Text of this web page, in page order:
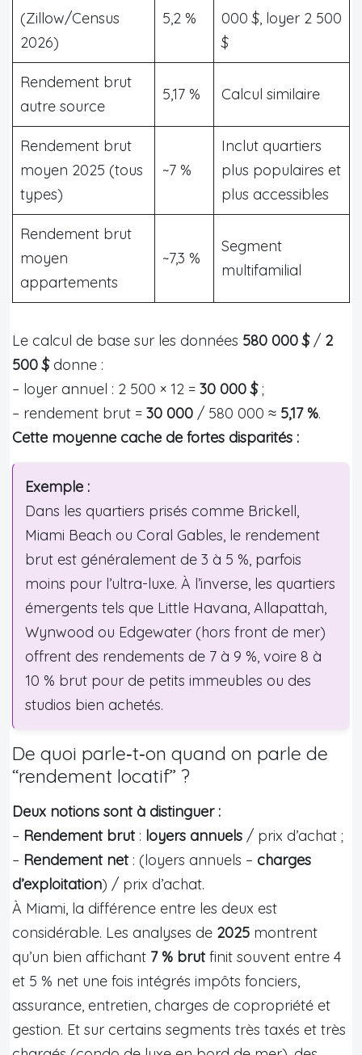
(Zillow/Census
2026)
5,2 %
000 $, loyer 2 500
$
Rendement brut
autre source
5,17 % Calcul similaire
Rendement brut
moyen 2025 (tous
types)
~7 %
Inclut quartiers
plus populaires et
plus accessibles
Rendement brut
moyen
appartements
~7,3 %
Segment
multifamilial
Le calcul de base sur les données 580 000 $/ 2
500 $donne :
– loyer annuel : 2 500 × 12 = 30 000 $;
– rendement brut = 30 000 / 580 000 ≈ 5,17 %.
Cette moyenne cache de fortes disparités :
Exemple :
Dans les quartiers prisés comme Brickell,
Miami Beach ou Coral Gables, le rendement
brut est généralement de 3 à 5 %, parfois
moins pour l’ultra-luxe. À l’inverse, les quartiers
émergents tels que Little Havana, Allapattah,
Wynwood ou Edgewater (hors front de mer)
offrent des rendements de 7 à 9 %, voire 8 à
10 % brut pour de petits immeubles ou des
studios bien achetés.
De quoi parle‑t‑on quand on parle de
“rendement locatif” ?
Deux notions sont à distinguer :
– Rendement brut: loyers annuels / prix d’achat ;
– Rendement net: (loyers annuels – charges
d’exploitation) / prix d’achat.
À Miami, la différence entre les deux est
considérable. Les analyses de 2025 montrent
qu’un bien affichant 7 % brutfinit souvent entre 4
et 5 % net une fois intégrés impôts fonciers,
assurance, entretien, charges de copropriété et
gestion. Et sur certains segments très taxés et très